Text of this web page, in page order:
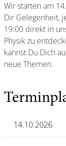
Wir starten am
Dir Gelegenheit,
19:00 direkt in
Physik zu
kannst Du Dich
neue Themen.
14.10.2026